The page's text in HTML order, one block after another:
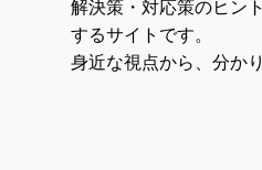
解決策・対応策のヒン
するサイトです。
身近な視点から、分か